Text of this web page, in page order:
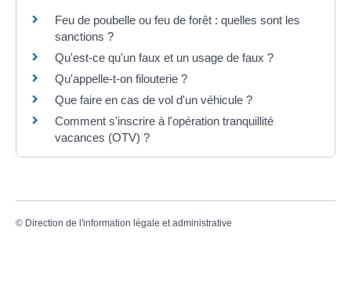
Feu de poubelle ou feu de forêt : quelles sont les
sanctions ?
Qu'est-ce qu'un faux et un usage de faux ?
Qu'appelle-t-on filouterie ?
Que faire en cas de vol d'un véhicule ?
Comment s'inscrire à l'opération tranquillité
vacances (OTV) ?
© Direction de l'information légale et administrative